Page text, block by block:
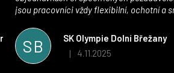
z.s.
SB
SK Olympie Dolní Břežany
Hodnocení obchodu je 5 z 5
| 4.11.2025
jsou pracovníci vždy flexibilní, ochotní a
vynikající a plně odpovídá potřebám
sportovního klubu!